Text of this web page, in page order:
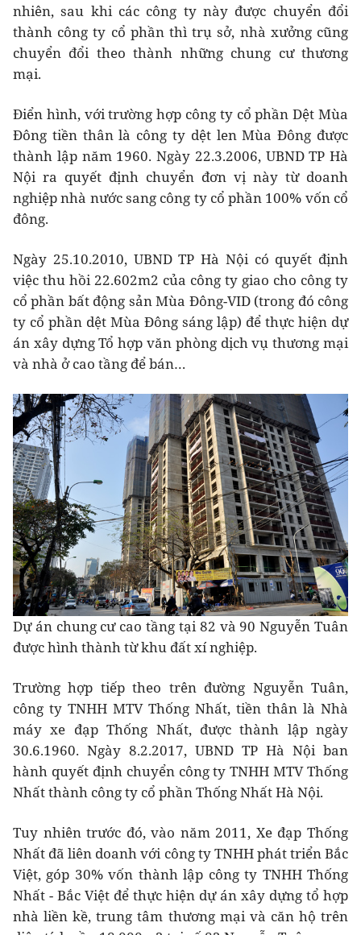
nhiên, sau khi các công ty này được chuyển đổi
thành công ty cổ phần thì trụ sở, nhà xưởng cũng
chuyển đổi theo thành những chung cư thương
mại.
Điển hình, với trường hợp công ty cổ phần Dệt Mùa
Đông tiền thân là công ty dệt len Mùa Đông được
thành lập năm 1960. Ngày 22.3.2006, UBND TP Hà
Nội ra quyết định chuyển đơn vị này từ doanh
nghiệp nhà nước sang công ty cổ phần 100% vốn cổ
đông.
Ngày 25.10.2010, UBND TP Hà Nội có quyết định
việc thu hồi 22.602m2 của công ty giao cho công ty
cổ phần bất động sản Mùa Đông-VID (trong đó công
ty cổ phần dệt Mùa Đông sáng lập) để thực hiện dự
án xây dựng Tổ hợp văn phòng dịch vụ thương mại
và nhà ở cao tầng để bán…
Dự án chung cư cao tầng tại 82 và 90 Nguyễn Tuân
được hình thành từ khu đất xí nghiệp.
Trường hợp tiếp theo trên đường Nguyễn Tuân,
công ty TNHH MTV Thống Nhất, tiền thân là Nhà
máy xe đạp Thống Nhất, được thành lập ngày
30.6.1960. Ngày 8.2.2017, UBND TP Hà Nội ban
hành quyết định chuyển công ty TNHH MTV Thống
Nhất thành công ty cổ phần Thống Nhất Hà Nội.
Tuy nhiên trước đó, vào năm 2011, Xe đạp Thống
Nhất đã liên doanh với công ty TNHH phát triển Bắc
Việt, góp 30% vốn thành lập công ty TNHH Thống
Nhất - Bắc Việt để thực hiện dự án xây dựng tổ hợp
nhà liền kề, trung tâm thương mại và căn hộ trên